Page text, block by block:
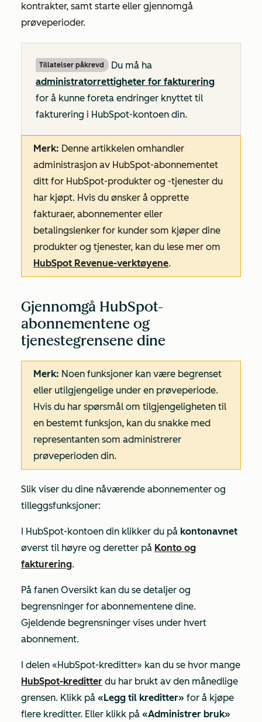
kontrakter, samt starte eller gjennomgå
prøveperioder.
Tillatelser påkrevd
Du må ha
administratorrettigheter for fakturering
for å kunne foreta endringer knyttet til
fakturering i HubSpot-kontoen din.
Merk: Denne artikkelen omhandler
administrasjon av HubSpot-abonnementet
ditt for HubSpot-produkter og -tjenester du
har kjøpt. Hvis du ønsker å opprette
fakturaer, abonnementer eller
betalingslenker for kunder som kjøper dine
produkter og tjenester, kan du lese mer om
HubSpot Revenue-verktøyene.
Gjennomgå HubSpot-
abonnementene og
tjenestegrensene dine
Merk: Noen funksjoner kan være begrenset
eller utilgjengelige under en prøveperiode.
Hvis du har spørsmål om tilgjengeligheten til
en bestemt funksjon, kan du snakke med
representanten som administrerer
prøveperioden din.
Slik viser du dine nåværende abonnementer og
tilleggsfunksjoner:
I HubSpot-kontoen din klikker du på kontonavnet
øverst til høyre og deretter på Konto og
fakturering.
På fanen Oversikt kan du se detaljer og
begrensninger for abonnementene dine.
Gjeldende begrensninger vises under hvert
abonnement.
I delen «HubSpot-kreditter» kan du se hvor mange
HubSpot-kreditter du har brukt av den månedlige
grensen. Klikk på «Legg til kreditter» for å kjøpe
flere kreditter. Eller klikk på «Administrer bruk»